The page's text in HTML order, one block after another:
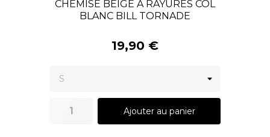
CHEMISE BEIGE À RAYURES COL
BLANC BILL TORNADE
19,90 €
Ajouter au panier